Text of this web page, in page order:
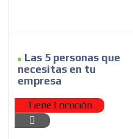
Las 5 personas que
necesitas en tu
empresa
Tiene Locución